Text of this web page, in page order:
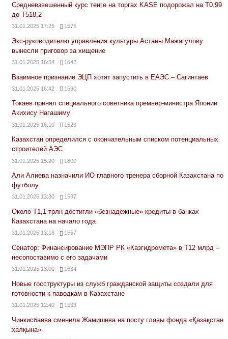
Средневзвешенный курс тенге на торгах KASE подорожал на Т0,99
до Т518,2
31.01.2025 17:25 1575
Экс-руководителю управления культуры Астаны Мажагулову
вынесли приговор за хищение
31.01.2025 16:54 1642
Взаимное признание ЭЦП хотят запустить в ЕАЭС – Сагинтаев
31.01.2025 16:42 1590
Токаев принял специального советника премьер-министра Японии
Акихису Нагашиму
31.01.2025 16:10 1523
Казахстан определился с окончательным списком потенциальных
строителей АЭС
31.01.2025 15:20 1800
Али Алиева назначили ИО главного тренера сборной Казахстана по
футболу
31.01.2025 13:30 1597
Около Т1,1 трлн достигли «безнадежные» кредиты в банках
Казахстана на начало года
31.01.2025 13:18 1557
Сенатор: Финансирование МЭПР РК «Казгидромета» в Т12 млрд –
несопоставимо с его задачами
31.01.2025 13:00 1634
Новые госструктуры из служб гражданской защиты создали для
готовности к паводкам в Казахстане
31.01.2025 12:40 1533
Чинкисбаева сменила Жамишева на посту главы фонда «Қазақстан
халқына»